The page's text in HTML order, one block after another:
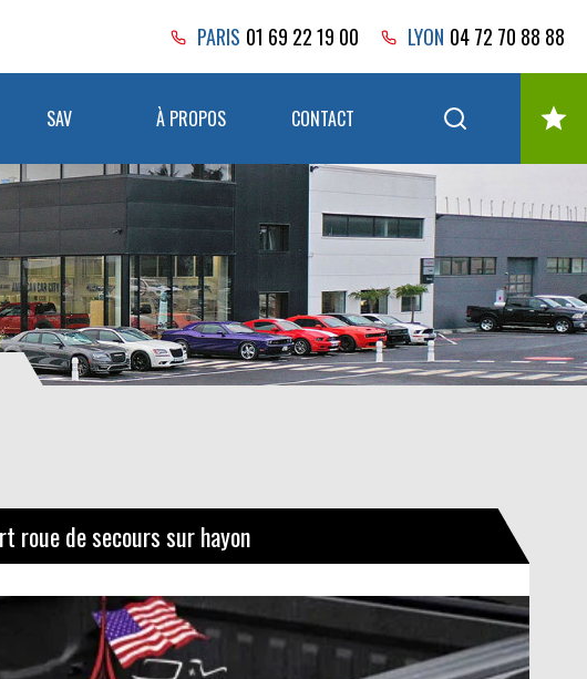
PARIS 01 69 22 19 00 LYON 04 72 70 88 88
SAV À PROPOS CONTACT
roue de secours sur hayon